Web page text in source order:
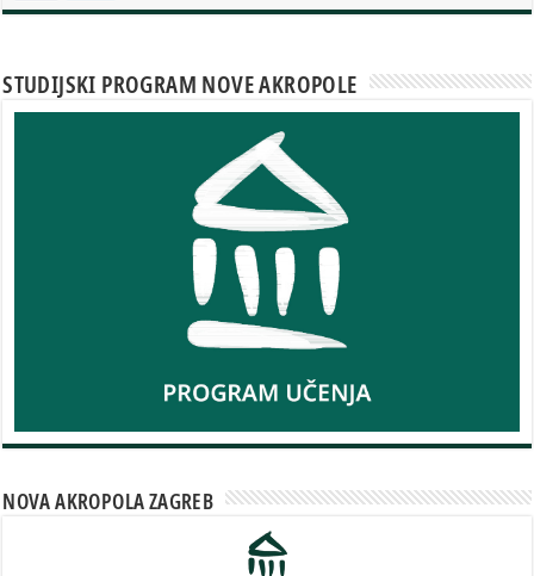
STUDIJSKI PROGRAM NOVE AKROPOLE
NOVA AKROPOLA ZAGREB